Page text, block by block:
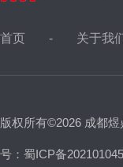
首页 关于我
版权所有©2026 成都
号：蜀ICP备